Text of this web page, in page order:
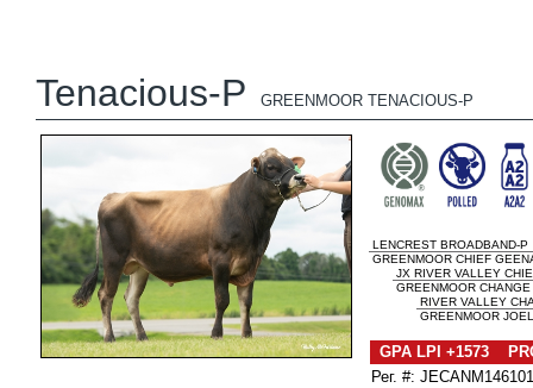
Tenacious-P GREENMOOR TENACIOUS-P
LENCREST BROADBAND-P
GREENMOOR CHIEF
JX RIVER VALLEY
GREENMOOR
RIVER VALLEY
GREENMOOR
GPA LPI +1573
Рег. #: